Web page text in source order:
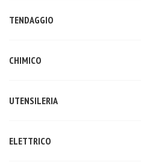
TENDAGGIO
CHIMICO
UTENSILERIA
ELETTRICO